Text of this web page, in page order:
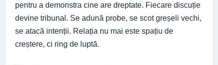
pentru a demonstra cine are dreptate. Fiecare discuție
devine tribunal. Se adună probe, se scot greșeli vechi,
se atacă intenții. Relația nu mai este spațiu de
creștere, ci ring de luptă.